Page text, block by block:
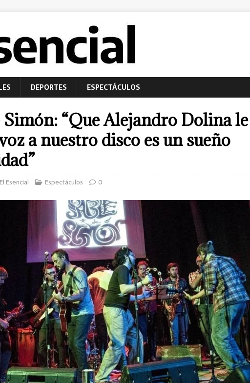
DEPORTES ESPECTÁCULOS
Simón: “Que Alejandro Dolina le
a nuestro disco es un sueño
El Esencial Espectáculos 0